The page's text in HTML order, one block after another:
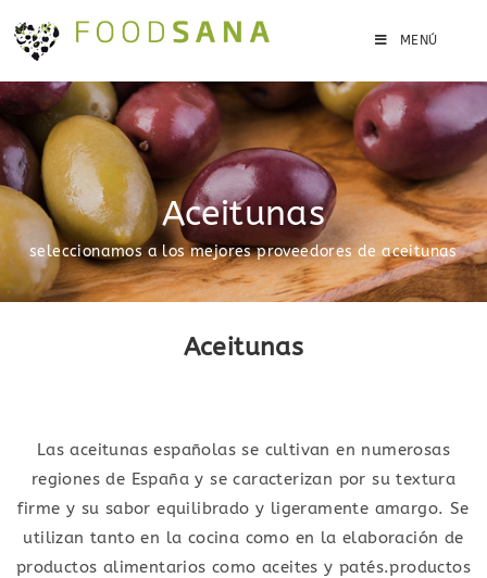
MENÚ
Aceitunas
seleccionamos a los mejores proveedores de aceitunas
Aceitunas
Las aceitunas españolas se cultivan en numerosas
regiones de España y se caracterizan por su textura
firme y su sabor equilibrado y ligeramente amargo. Se
utilizan tanto en la cocina como en la elaboración de
productos alimentarios como aceites y patés.productos